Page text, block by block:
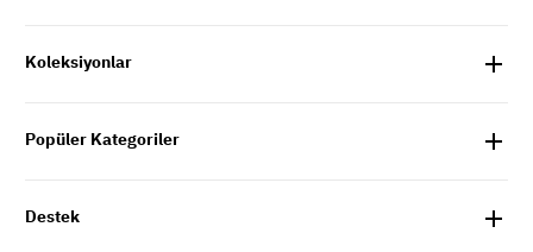
Koleksiyonlar
Popüler Kategoriler
Destek